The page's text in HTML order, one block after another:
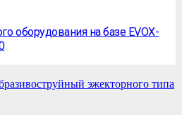
оборудования на базе EVOX-
эжекторного типа